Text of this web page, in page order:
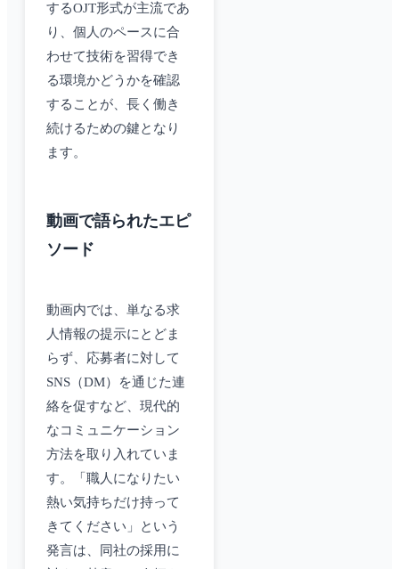
するOJT形式が主流であ
り、個人のペースに合
わせて技術を習得でき
る環境かどうかを確認
することが、長く働き
続けるための鍵となり
ます。
動画で語られたエピ
ソード
動画内では、単なる求
人情報の提示にとどま
らず、応募者に対して
SNS（DM）を通じた連
絡を促すなど、現代的
なコミュニケーション
方法を取り入れていま
す。「職人になりたい
熱い気持ちだけ持って
きてください」という
発言は、同社の採用に